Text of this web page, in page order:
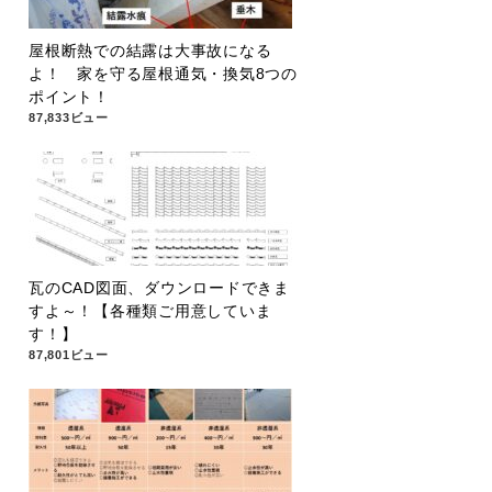
屋根断熱での結露は大事故になる
よ！ 家を守る屋根通気・換気8つの
ポイント！
87,833ビュー
瓦のCAD図面、ダウンロードできま
すよ～！【各種類ご用意していま
す！】
87,801ビュー